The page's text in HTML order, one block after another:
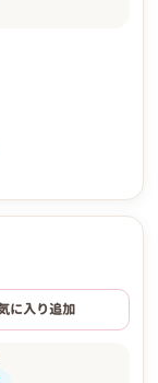
に入り追加